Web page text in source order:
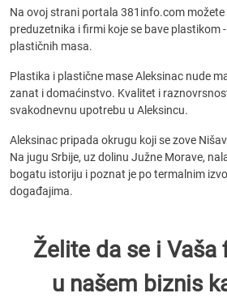
Na ovoj strani portala 381info.com
preduzetnika i firmi koje se bave plastikom
plastičnih masa.
Plastika i plastične mase Aleksinac nude
zanat i domaćinstvo. Kvalitet i
svakodnevnu upotrebu u Aleksincu.
Aleksinac pripada okrugu koji se zove
Na jugu Srbije, uz dolinu Južne Morave,
bogatu istoriju i poznat je po termalnim
događajima.
Želite da se i Vaša
u našem biznis